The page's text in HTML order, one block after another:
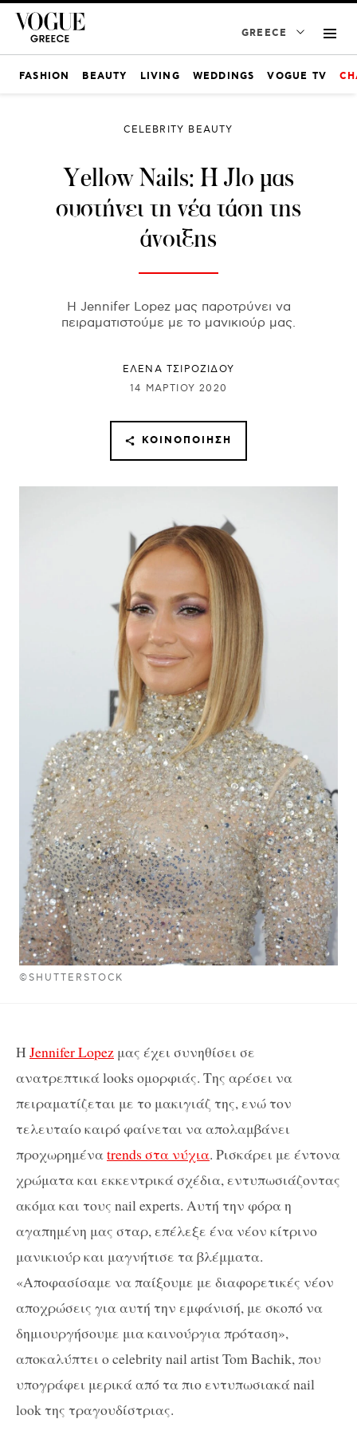
GREECE
FASHION BEAUTY LIVING WEDDINGS VOGUE TV
©SHUTTERSTOCK
CELEBRITY BEAUTY
Yellow Nails: H Jlo μας
συστήνει τη νέα τάση της
άνοιξης
Η Jennifer Lopez μας παροτρύνει να
πειραματιστούμε με το μανικιούρ μας.
ΈΛΕΝΑ ΤΣΙΡΟΖΊΔΟΥ
14 ΜΑΡΤΊΟΥ 2020
ΚΟΙΝΟΠΟΊΗΣΗ
H Jennifer Lopez μας έχει συνηθίσει σε
ανατρεπτικά looks ομορφιάς. Της αρέσει να
πειραματίζεται με το μακιγιάζ της, ενώ τον
τελευταίο καιρό φαίνεται να απολαμβάνει
προχωρημέναtrends στα νύχια. Ρισκάρει με έντονα
χρώματα και εκκεντρικά σχέδια, εντυπωσιάζοντας
ακόμα και τους nail experts. Αυτή την φόρα η
αγαπημένη μας σταρ, επέλεξε ένα νέον κίτρινο
μανικιούρ και μαγνήτισε τα βλέμματα.
«Αποφασίσαμε να παίξουμε με διαφορετικές νέον
αποχρώσεις για αυτή την εμφάνισή, με σκοπό να
δημιουργήσουμε μια καινούργια πρόταση»,
αποκαλύπτει ο celebrity nail artist Tom Bachik, που
υπογράφει μερικά από τα πιο εντυπωσιακά nail
look της τραγουδίστριας.